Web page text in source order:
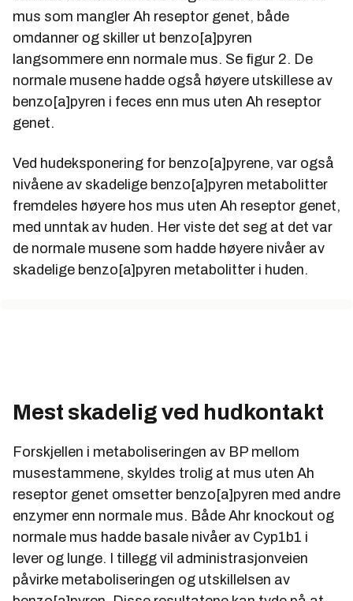
mus som mangler Ah reseptor genet, både
omdanner og skiller ut benzo[a]pyren
langsommere enn normale mus. Se figur 2. De
normale musene hadde også høyere utskillese av
benzo[a]pyren i feces enn mus uten Ah reseptor
genet.
Ved hudeksponering for benzo[a]pyrene, var også
nivåene av skadelige benzo[a]pyren metabolitter
fremdeles høyere hos mus uten Ah reseptor genet,
med unntak av huden. Her viste det seg at det var
de normale musene som hadde høyere nivåer av
skadelige benzo[a]pyren metabolitter i huden.
Mest skadelig ved hudkontakt
Forskjellen i metaboliseringen av BP mellom
musestammene, skyldes trolig at mus uten Ah
reseptor genet omsetter benzo[a]pyren med andre
enzymer enn normale mus. Både Ahr knockout og
normale mus hadde basale nivåer av Cyp1b1 i
lever og lunge. I tillegg vil administrasjonveien
påvirke metaboliseringen og utskillelsen av